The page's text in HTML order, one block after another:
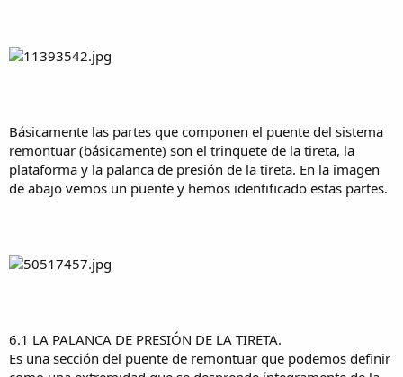
Básicamente las partes que componen el puente del sistema
remontuar (básicamente) son el trinquete de la tireta, la
plataforma y la palanca de presión de la tireta. En la imagen
de abajo vemos un puente y hemos identificado estas partes.
6.1 LA PALANCA DE PRESIÓN DE LA TIRETA.
Es una sección del puente de remontuar que podemos definir